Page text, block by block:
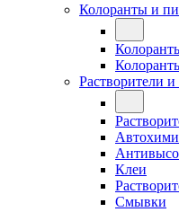
Колоранты и
Растворители и
Клеи
Смывки